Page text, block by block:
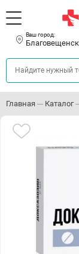
Ваш город:
Благовещенск
Главная Каталог